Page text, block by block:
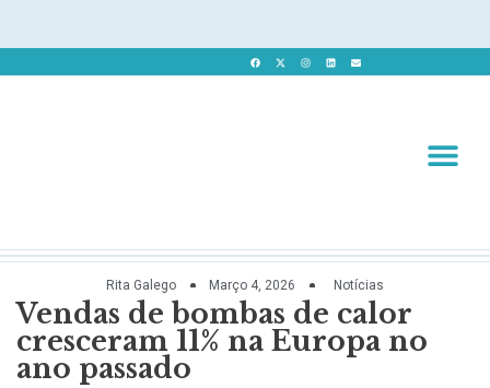
Rita Galego Março 4, 2026 Notícias
Vendas de bombas de calor
cresceram 11% na Europa no
ano passado